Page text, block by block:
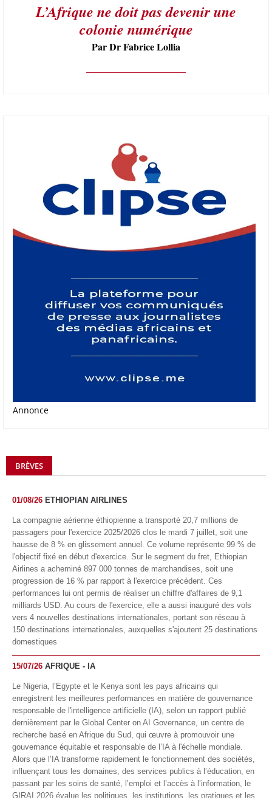
L’Afrique ne doit pas devenir une
colonie numérique
Par Dr Fabrice Lollia
Annonce
BRÈVES
01/08/26 ETHIOPIAN AIRLINES
La compagnie aérienne éthiopienne a transporté 20,7 millions de
passagers pour l'exercice 2025/2026 clos le mardi 7 juillet, soit une
hausse de 8 % en glissement annuel. Ce volume représente 99 % de
l'objectif fixé en début d'exercice. Sur le segment du fret, Ethiopian
Airlines a acheminé 897 000 tonnes de marchandises, soit une
progression de 16 % par rapport à l'exercice précédent. Ces
performances lui ont permis de réaliser un chiffre d'affaires de 9,1
milliards USD. Au cours de l'exercice, elle a aussi inauguré des vols
vers 4 nouvelles destinations internationales, portant son réseau à
150 destinations internationales, auxquelles s'ajoutent 25 destinations
domestiques
15/07/26 AFRIQUE - IA
Le Nigeria, l’Egypte et le Kenya sont les pays africains qui
enregistrent les meilleures performances en matière de gouvernance
responsable de l'intelligence artificielle (IA), selon un rapport publié
dernièrement par le Global Center on AI Governance, un centre de
recherche basé en Afrique du Sud, qui œuvre à promouvoir une
gouvernance équitable et responsable de l’IA à l'échelle mondiale.
Alors que l’IA transforme rapidement le fonctionnement des sociétés,
influençant tous les domaines, des services publics à l’éducation, en
passant par les soins de santé, l’emploi et l’accès à l’information, le
GIRAI 2026 évalue les politiques, les institutions, les pratiques et les